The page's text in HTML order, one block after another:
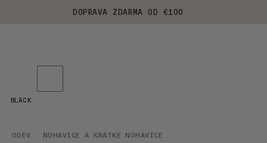
DOPRAVA ZDARMA OD €100
ODEV NOHAVICE A KRÁTKE NOHAVICE
BLACK